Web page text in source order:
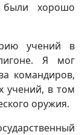
хорошо
учений в
Я мог
командиров,
учений, в том
оружия.